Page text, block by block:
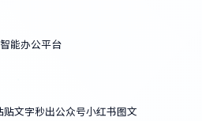
能办公平台
文字秒出公众号小红书图文